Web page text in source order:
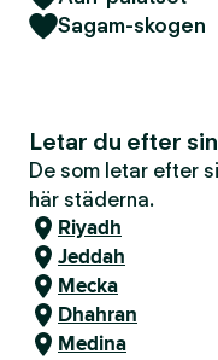
Sagam-skogen
Letar du efter
De som letar efter
här städerna.
Riyadh
Jeddah
Mecka
Dhahran
Medina